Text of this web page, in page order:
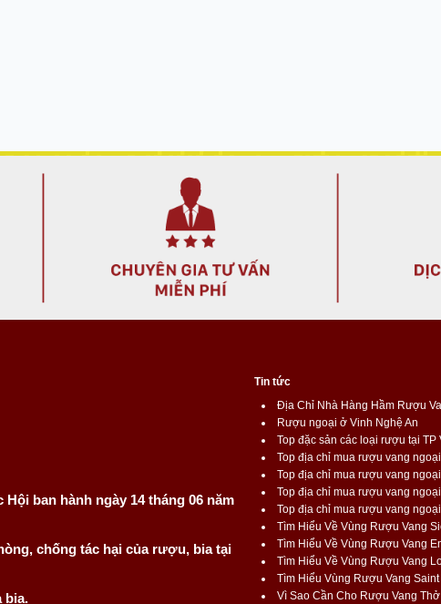
Hội ban hành ngày 14 tháng 06 năm
chống tác hại của rượu, bia tại
bia.
Tin tức
Địa Chỉ Nhà Hàng Hầm Rượu
Rượu ngoại ở Vinh Nghệ An
Top đặc sản các loại rượu tại TP
Top địa chỉ mua rượu vang
Top địa chỉ mua rượu vang
Top địa chỉ mua rượu vang
Top địa chỉ mua rượu vang
Tìm Hiểu Về Vùng Rượu Vang
Tìm Hiểu Về Vùng Rượu Vang
Tìm Hiểu Về Vùng Rượu Vang
Tìm Hiểu Vùng Rượu Vang
Vì Sao Cần Cho Rượu Vang